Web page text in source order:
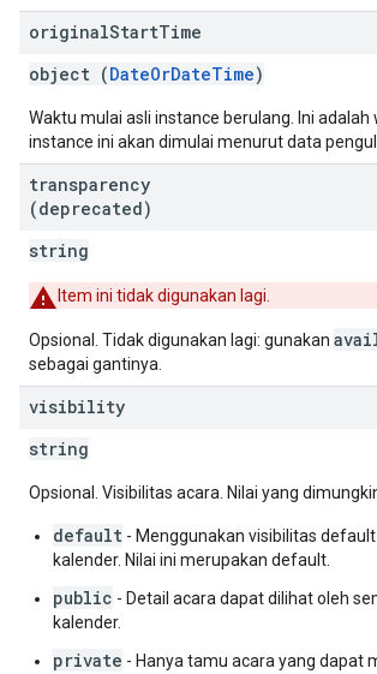
originalStartTime
object (DateOrDateTime)
Waktu mulai asli instance berulang. Ini adalah
instance ini akan dimulai menurut data
transparency
(deprecated)
string
Item ini tidak digunakan lagi.
Opsional. Tidak digunakan lagi: gunakan
sebagai gantinya.
visibility
string
Opsional. Visibilitas acara. Nilai yang
default - Menggunakan visibilitas
kalender. Nilai ini merupakan default.
public - Detail acara dapat dilihat oleh
kalender.
private - Hanya tamu acara yang dapat